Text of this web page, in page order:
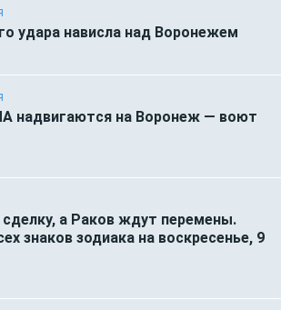
удара нависла над Воронежем
надвигаются на Воронеж — воют
а Раков ждут перемены.
знаков зодиака на воскресенье, 9